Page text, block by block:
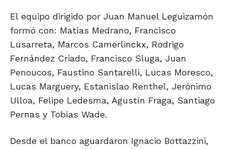
El equipo dirigido por Juan Manuel Leguizamón
formó con: Matías Medrano, Francisco
Lusarreta, Marcos Camerlinckx, Rodrigo
Fernández Criado, Francisco Sluga, Juan
Penoucos, Faustino Santarelli, Lucas Moresco,
Lucas Marguery, Estanislao Renthel, Jerónimo
Ulloa, Felipe Ledesma, Agustín Fraga, Santiago
Pernas y Tobías Wade.
Desde el banco aguardaron Ignacio Bottazzini,